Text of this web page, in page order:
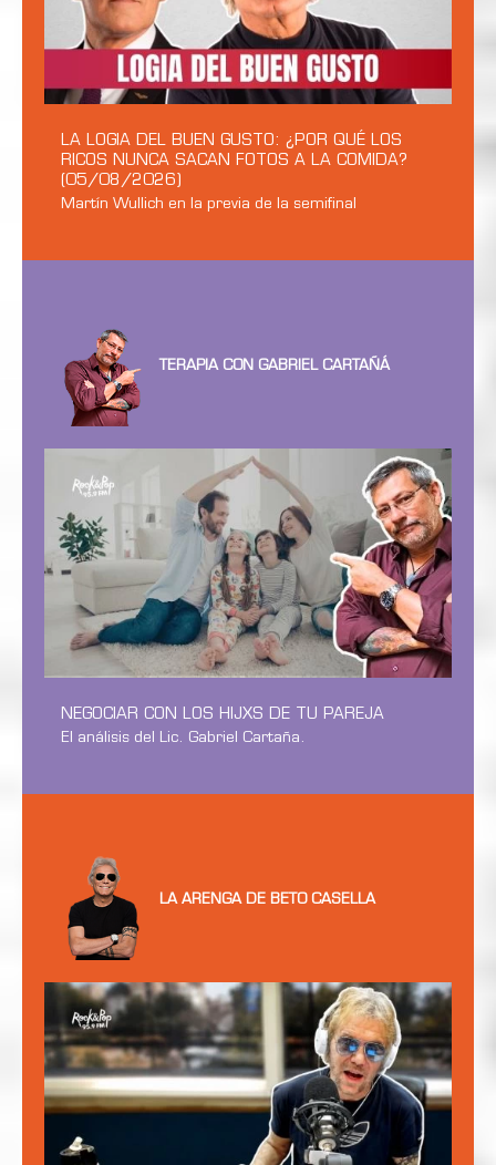
LA LOGIA DEL BUEN GUSTO: ¿POR QUÉ LOS
RICOS NUNCA SACAN FOTOS A LA COMIDA?
(05/08/2026)
Martín Wullich en la previa de la semifinal
TERAPIA CON GABRIEL CARTAÑÁ
NEGOCIAR CON LOS HIJXS DE TU PAREJA
El análisis del Lic. Gabriel Cartaña.
LA ARENGA DE BETO CASELLA